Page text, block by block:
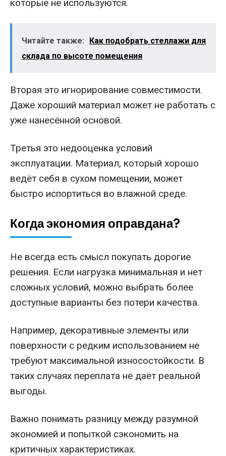
которые не используются.
Читайте также:
Как подобрать стеллажи для
склада по высоте помещения
Вторая это игнорирование совместимости.
Даже хороший материал может не работать с
уже нанесённой основой.
Третья это недооценка условий
эксплуатации. Материал, который хорошо
ведёт себя в сухом помещении, может
быстро испортиться во влажной среде.
Когда экономия оправдана?
Не всегда есть смысл покупать дорогие
решения. Если нагрузка минимальная и нет
сложных условий, можно выбрать более
доступные варианты без потери качества.
Например, декоративные элементы или
поверхности с редким использованием не
требуют максимальной износостойкости. В
таких случаях переплата не даёт реальной
выгоды.
Важно понимать разницу между разумной
экономией и попыткой сэкономить на
критичных характеристиках.